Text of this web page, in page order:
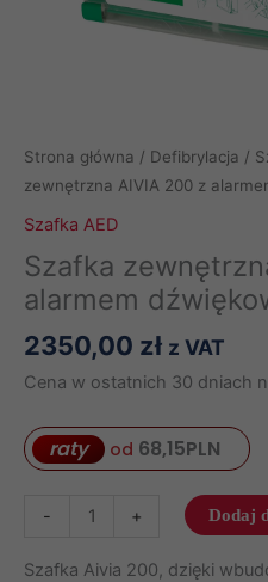
Strona główna / Defibrylacja /
zewnętrzna AIVIA 200 z
Szafka AED
Szafka
alarmem
2350,00 zł z VAT
Cena w ostatnich 30 dniach
raty od 68,15PLN
-
zewnętrzna
+ Dodaj
Szafka Aivia 200, dzięki